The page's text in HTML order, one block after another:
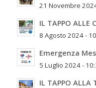
21 Novembre
IL TAPPO ALLE
8 Agosto 2024 -
Emergenza
5 Luglio 2024 -
IL TAPPO ALLA